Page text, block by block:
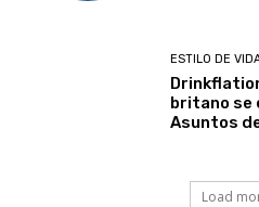
ESTILO DE
britano se
Asuntos
Load